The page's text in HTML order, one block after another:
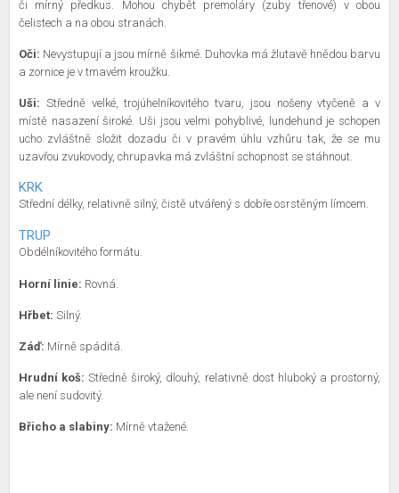
či mírný předkus. Mohou chybět premoláry (zuby třenové) v obou
čelistech a na obou stranách.
Oči: Nevystupují a jsou mírně šikmé. Duhovka má žlutavě hnědou barvu
a zornice je v tmavém kroužku.
Uši: Středně velké, trojúhelníkovitého tvaru, jsou nošeny vtyčeně a v
místě nasazení široké. Uši jsou velmi pohyblivé, lundehund je schopen
ucho zvláštně složit dozadu či v pravém úhlu vzhůru tak, že se mu
uzavřou zvukovody, chrupavka má zvláštní schopnost se stáhnout.
KRK
Střední délky, relativně silný, čistě utvářený s dobře osrstěným límcem.
TRUP
Obdélníkovitého formátu.
Horní linie: Rovná.
Hřbet: Silný.
Záď: Mírně spáditá.
Hrudní koš: Středně široký, dlouhý, relativně dost hluboký a prostorný,
ale není sudovitý.
Břicho a slabiny: Mírně vtažené.